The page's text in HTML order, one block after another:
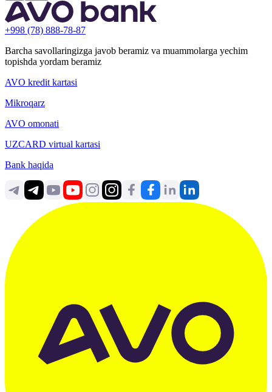
+998 (78) 888-78-87
Barcha savollaringizga javob beramiz va muammolarga yechim
topishda yordam beramiz
AVO kredit kartasi
Mikroqarz
AVO omonati
UZCARD virtual kartasi
Bank haqida